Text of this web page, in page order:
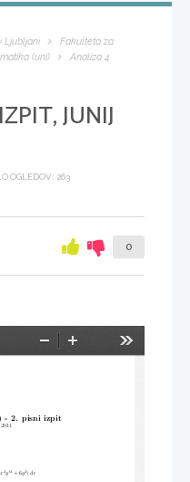
Ljubljani
Fakulteta za
(uni)
Analiza 4
JUNIJ
OGLEDOV: 263
meni 0
Pomanjšaj
2.  pisni izpit
2011
x 2y ′2 + 6y2) dx